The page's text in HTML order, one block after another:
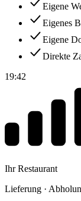
Eigene
Eigenes
Eigene
Direkte
19:42
Ihr Restaurant
Lieferung ·